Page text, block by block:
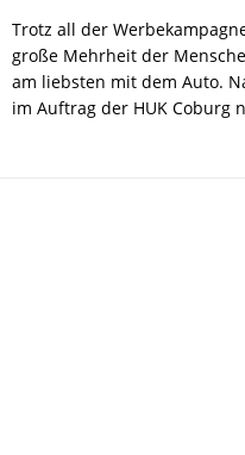
Trotz all der
große Mehrheit der
am liebsten mit dem Auto.
im Auftrag der HUK Coburg